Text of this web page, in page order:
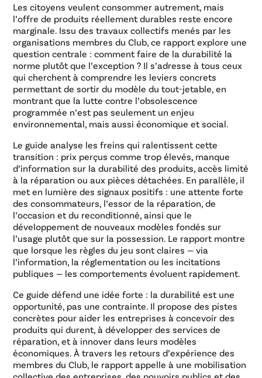
Les citoyens veulent consommer autrement, mais
l’offre de produits réellement durables reste encore
marginale. Issu des travaux collectifs menés par les
organisations membres du Club, ce rapport explore une
question centrale : comment faire de la durabilité la
norme plutôt que l’exception ? Il s’adresse à tous ceux
qui cherchent à comprendre les leviers concrets
permettant de sortir du modèle du tout-jetable, en
montrant que la lutte contre l’obsolescence
programmée n’est pas seulement un enjeu
environnemental, mais aussi économique et social.
Le guide analyse les freins qui ralentissent cette
transition : prix perçus comme trop élevés, manque
d’information sur la durabilité des produits, accès limité
à la réparation ou aux pièces détachées. En parallèle, il
met en lumière des signaux positifs : une attente forte
des consommateurs, l’essor de la réparation, de
l’occasion et du reconditionné, ainsi que le
développement de nouveaux modèles fondés sur
l’usage plutôt que sur la possession. Le rapport montre
que lorsque les règles du jeu sont claires — via
l’information, la réglementation ou les incitations
publiques — les comportements évoluent rapidement.
Ce guide défend une idée forte : la durabilité est une
opportunité, pas une contrainte. Il propose des pistes
concrètes pour aider les entreprises à concevoir des
produits qui durent, à développer des services de
réparation, et à innover dans leurs modèles
économiques. À travers les retours d’expérience des
membres du Club, le rapport appelle à une mobilisation
collective des entreprises, des pouvoirs publics et des